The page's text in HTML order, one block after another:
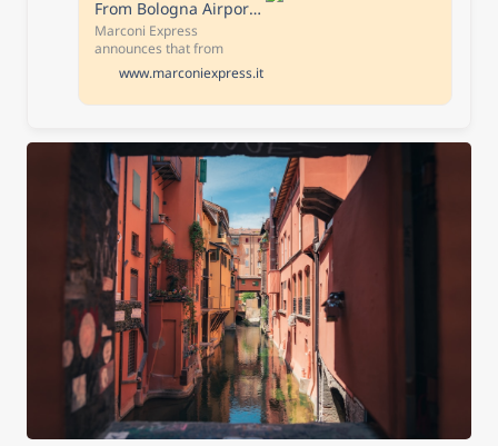
From Bologna Airport to city centre in 7 minutes | Marconi Express Bologna Shuttle
Marconi Express
announces that from
Monday, February 6 to
Thursday, March 16, the
monorail service timetable
development [...] As of
January 16, 2023, the
annual fare adjustment,
provided for in the
concession with the
Municipality of Bologna,
comes into effect.
www.marconiexpress.it